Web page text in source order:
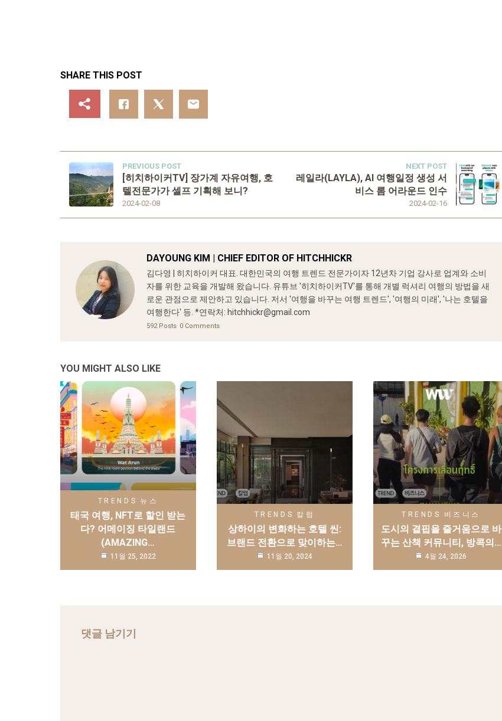
SHARE THIS POST
PREVIOUS POST
2024-02-08
[히치하이커TV] 장가계 자유여행, 호
텔전문가가 셀프 기획해 보니?
NEXT POST
2024-02-16
레일라(LAYLA), AI 여행일정 생성 서
비스 롬 어라운드 인수
DAYOUNG KIM | CHIEF EDITOR OF HITCHHICKR
김다영 | 히치하이커 대표. 대한민국의 여행 트렌드 전문가이자 12년차 기업 강사로 업계와 소비
자를 위한 교육을 개발해 왔습니다. 유튜브 '히치하이커TV'를 통해 개별 럭셔리 여행의 방법을 새
로운 관점으로 제안하고 있습니다. 저서 '여행을 바꾸는 여행 트렌드', '여행의 미래', '나는 호텔을
여행한다' 등. *연락처: hitchhickr@gmail.com
592 Posts 0 Comments
YOU MIGHT ALSO LIKE
TRENDS 뉴스
태국 여행, NFT로 할인 받는
다? 어메이징 타일랜드
(AMAZING…
11월 25, 2022
TRENDS 칼럼
상하이의 변화하는 호텔 씬:
브랜드 전환으로 맞이하는…
11월 20, 2024
TRENDS 비즈니스
도시의 결핍을 즐거움으로 바
꾸는 산책 커뮤니티, 방콕의…
4월 24, 2026
댓글 남기기